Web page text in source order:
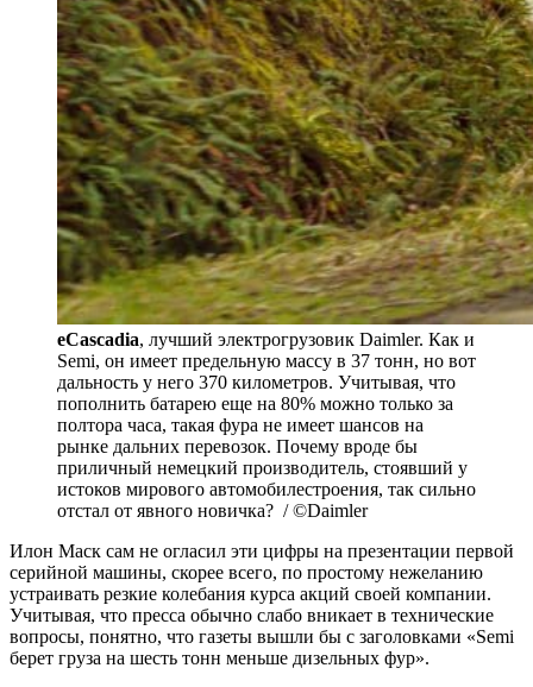
eCascadia, лучший электрогрузовик Daimler. Как и
Semi, он имеет предельную массу в 37 тонн, но вот
дальность у него 370 километров. Учитывая, что
пополнить батарею еще на 80% можно только за
полтора часа, такая фура не имеет шансов на
рынке дальних перевозок. Почему вроде бы
приличный немецкий производитель, стоявший у
истоков мирового автомобилестроения, так сильно
отстал от явного новичка? / ©Daimler
Илон Маск сам не огласил эти цифры на презентации первой
серийной машины, скорее всего, по простому нежеланию
устраивать резкие колебания курса акций своей компании.
Учитывая, что пресса обычно слабо вникает в технические
вопросы, понятно, что газеты вышли бы с заголовками «Semi
берет груза на шесть тонн меньше дизельных фур».